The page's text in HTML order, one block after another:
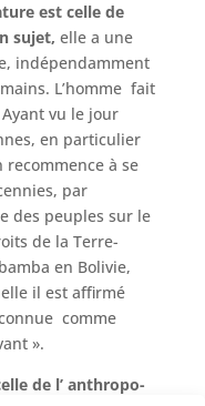
est celle de
sujet, elle a une
indépendamment
L’homme fait
vu le jour
en particulier
à se
par
des peuples sur le
de la Terre-
en Bolivie,
il est affirmé
comme
».
de l’ anthropo-